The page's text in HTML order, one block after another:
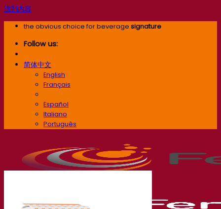
跳到内容
the obvious choice for beverage signature
Follow us:
简体中文
English
Français
Español
Italiano
Português